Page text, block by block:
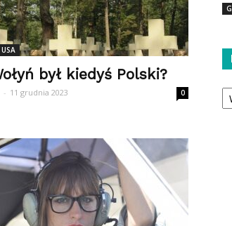
był kiedyś Polski?
- 11 grudnia 2023 0